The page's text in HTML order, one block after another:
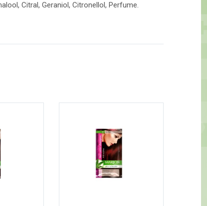
Citral, Geraniol, Citronellol, Perfume.